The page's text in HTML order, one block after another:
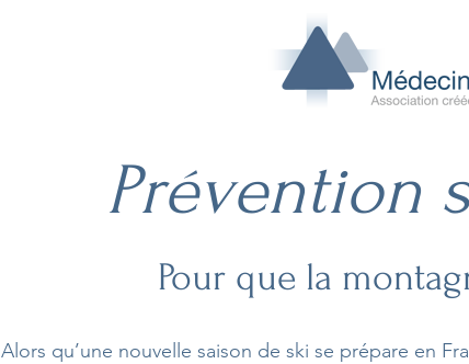
Prévention
Pour que la
Alors qu’une nouvelle saison de ski se prépare en